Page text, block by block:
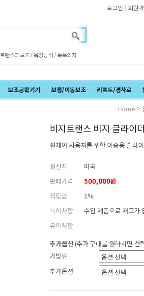
로그인 | 회원
트랜스퍼보드 /욕창방석 /목욕의자
보조공학기기 보행/이동보조 리프트/경사로
Home >
비지트랜스 비지 글라이더
휠체어 사용자를 위한 이승용 슬라
원산지
미국
판매가격
500,000원
적립금
1%
특이사항
수입 제품으로 재고가
유의사항
추가옵션(추가 구매를 원하시면 선
가방류
추가옵션